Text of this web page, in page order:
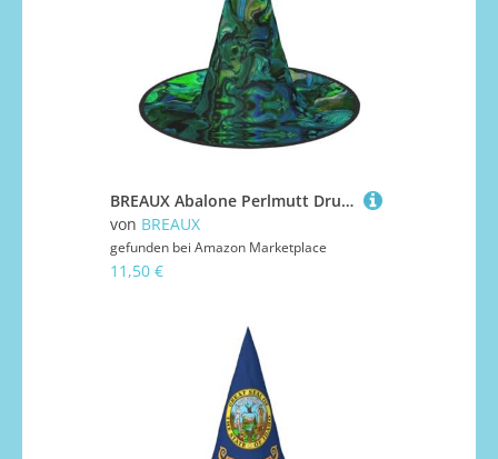
BREAUX Abalone Perlmutt Druck Halloween Hexe und Zauberer Hut Hexenkostüm für Themendekoration Halloween Party
von BREAUX
gefunden bei Amazon Marketplace
11,50 €